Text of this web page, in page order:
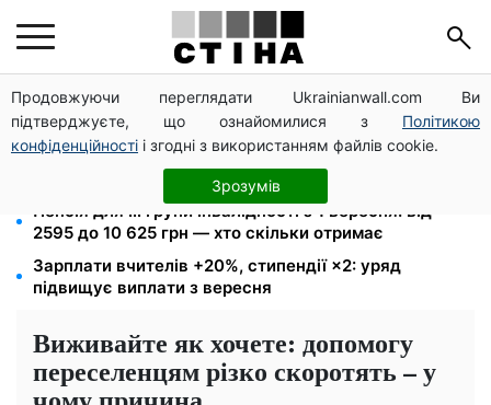
Продовжуючи переглядати Ukrainianwall.com Ви
підтверджуєте, що ознайомилися з Політикою
конфіденційності і згодні з використанням файлів cookie.
Зрозумів
10 заявок — і МСЦ МВС приїде у громаду: обмін
прав, реєстрація авто та міжнародне посвідчення
26 000 підписів — Зеленський доручив РНБО
позбавляти водіїв прав за систематичні порушення
Пенсія для III групи інвалідності з 1 вересня: від
2595 до 10 625 грн — хто скільки отримає
Зарплати вчителів +20%, стипендії ×2: уряд
підвищує виплати з вересня
Виживайте як хочете: допомогу
переселенцям різко скоротять – у